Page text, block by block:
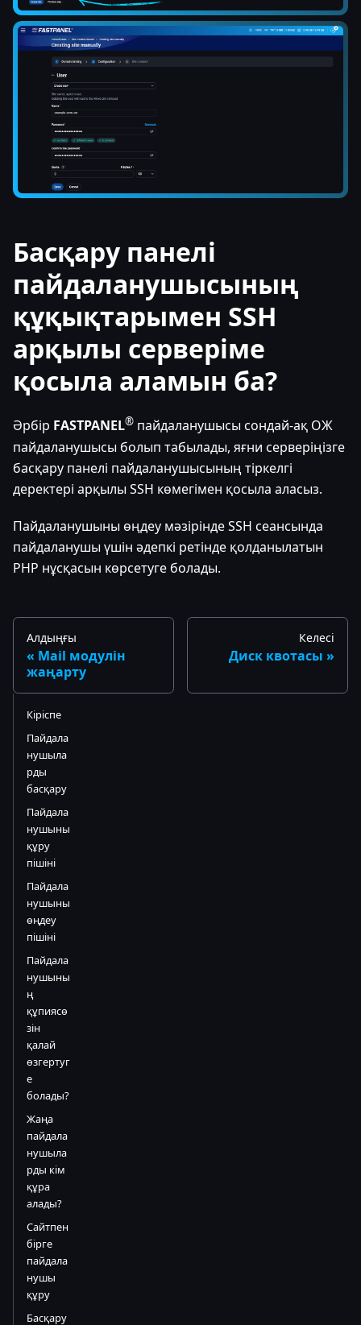
Басқару панелі
пайдаланушысының
құқықтарымен SSH
арқылы серверіме
қосыла аламын ба?
Әрбір FASTPANEL® пайдаланушысы сондай-ақ ОЖ
пайдаланушысы болып табылады, яғни серверіңізге
басқару панелі пайдаланушысының тіркелгі
деректері арқылы SSH көмегімен қосыла аласыз.
Пайдаланушыны өңдеу мәзірінде SSH сеансында
пайдаланушы үшін әдепкі ретінде қолданылатын
PHP нұсқасын көрсетуге болады.
Алдыңғы
Mail модулін
жаңарту
Келесі
Диск квотасы
Кіріспе
Пайдала
нушыла
рды
басқару
Пайдала
нушыны
құру
пішіні
Пайдала
нушыны
өңдеу
пішіні
Пайдала
нушыны
ң
құпиясө
зін
қалай
өзгертуг
е
болады?
Жаңа
пайдала
нушыла
рды кім
құра
алады?
Сайтпен
бірге
пайдала
нушы
құру
Басқару